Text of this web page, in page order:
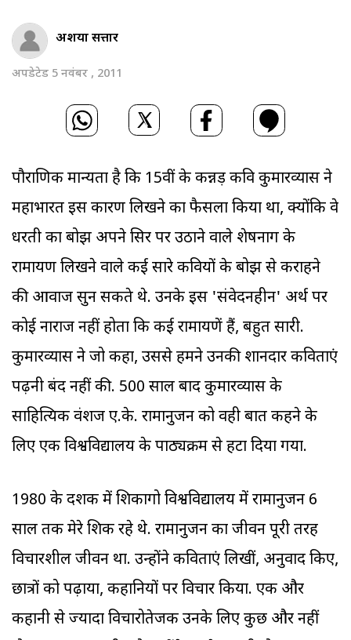
अर्शिया सत्तार
अपडेटेड 5 नवंबर , 2011
पौराणिक मान्यता है कि 15वीं के कन्नड़ कवि कुमारव्यास ने
महाभारत इस कारण लिखने का फैसला किया था, क्योंकि वे
धरती का बोझ अपने सिर पर उठाने वाले शेषनाग के
रामायण लिखने वाले कई सारे कवियों के बोझ से कराहने
की आवाज सुन सकते थे. उनके इस 'संवेदनहीन' अर्थ पर
कोई नाराज नहीं होता कि कई रामायणें हैं, बहुत सारी.
कुमारव्यास ने जो कहा, उससे हमने उनकी शानदार कविताएं
पढ़नी बंद नहीं की. 500 साल बाद कुमारव्यास के
साहित्यिक वंशज ए.के. रामानुजन को वही बात कहने के
लिए एक विश्वविद्यालय के पाठ्यक्रम से हटा दिया गया.
1980 के दशक में शिकागो विश्वविद्यालय में रामानुजन 6
साल तक मेरे शिक्षक रहे थे. रामानुजन का जीवन पूरी तरह
विचारशील जीवन था. उन्होंने कविताएं लिखीं, अनुवाद किए,
छात्रों को पढ़ाया, कहानियों पर विचार किया. एक और
कहानी से ज्‍यादा विचारोतेजक उनके लिए कुछ और नहीं